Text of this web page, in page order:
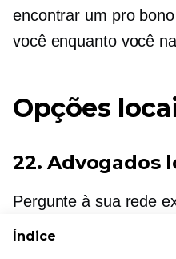
encontrar um pro bono
você enquanto você
Opções
22. Advogados
Pergunte à sua rede
familiares para ver se
Índice